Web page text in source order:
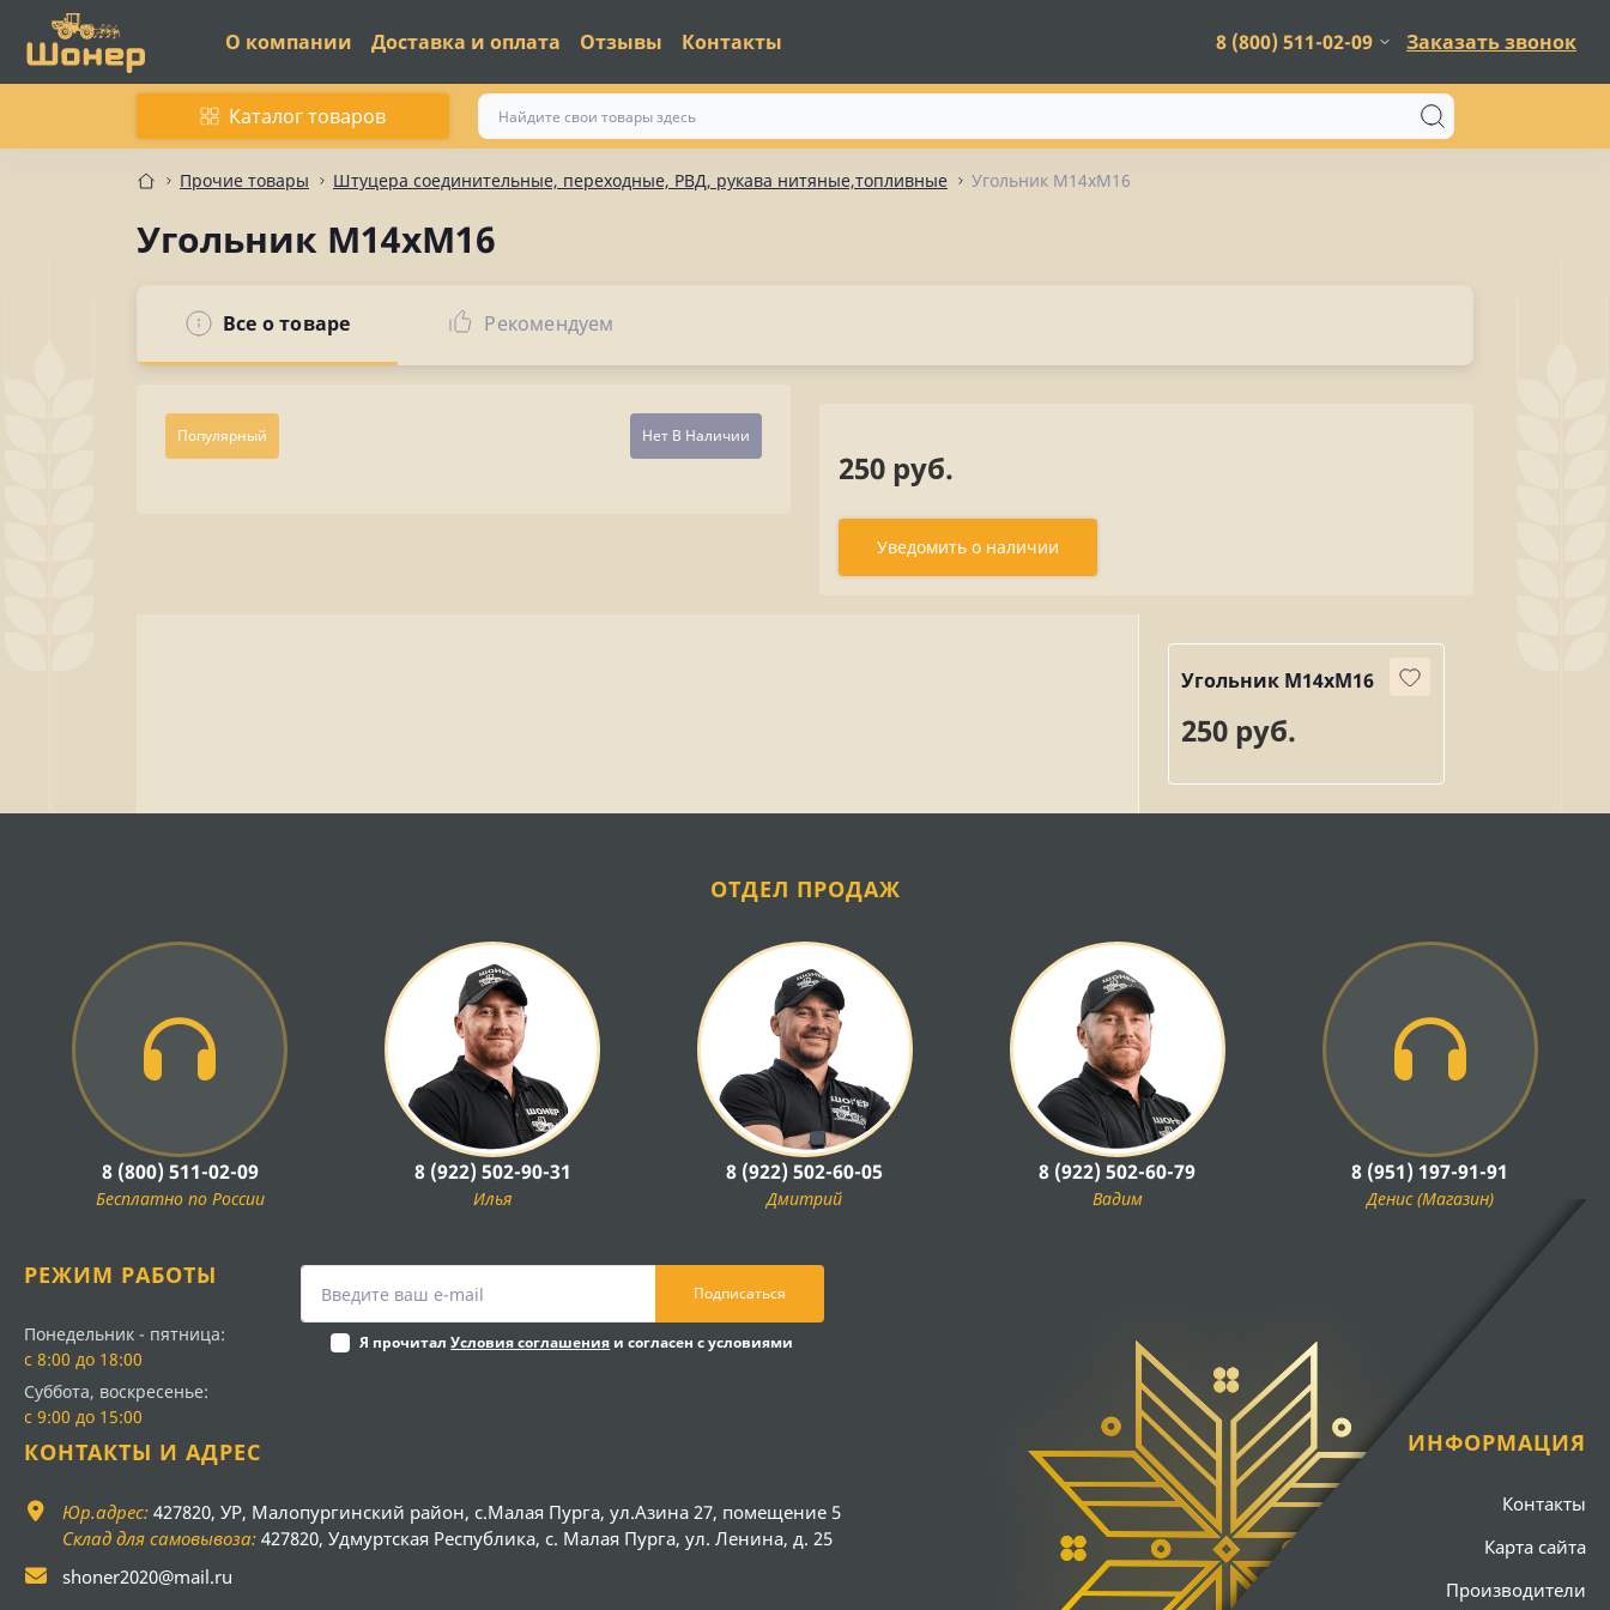
О компании Доставка и оплата Отзывы Контакты 8 (800) 511-02-09 Заказать звонок
Каталог товаров
Прочие товары Штуцера соединительные, переходные, РВД, рукава нитяные,топливные Угольник М14хМ16
Угольник М14хМ16
Все о товаре Рекомендуем
Популярный Нет В Наличии
250 руб.
Уведомить о наличии
Угольник М14хМ16
250 руб.
ОТДЕЛ ПРОДАЖ
8 (800) 511-02-09
Бесплатно по России
8 (922) 502-90-31
Илья
8 (922) 502-60-05
Дмитрий
8 (922) 502-60-79
Вадим
8 (951) 197-91-91
Денис (Магазин)
РЕЖИМ РАБОТЫ
Понедельник - пятница:
с 8:00 до 18:00
Суббота, воскресенье:
с 9:00 до 15:00
Подписаться
Я прочиталУсловия соглашения и согласен с условиями
КОНТАКТЫ И АДРЕС
Юр.адрес: 427820, УР, Малопургинский район, с.Малая Пурга, ул.Азина 27, помещение 5
Склад для самовывоза: 427820, Удмуртская Республика, с. Малая Пурга, ул. Ленина, д. 25
shoner2020@mail.ru
ИНФОРМАЦИЯ
Контакты
Карта сайта
Производители